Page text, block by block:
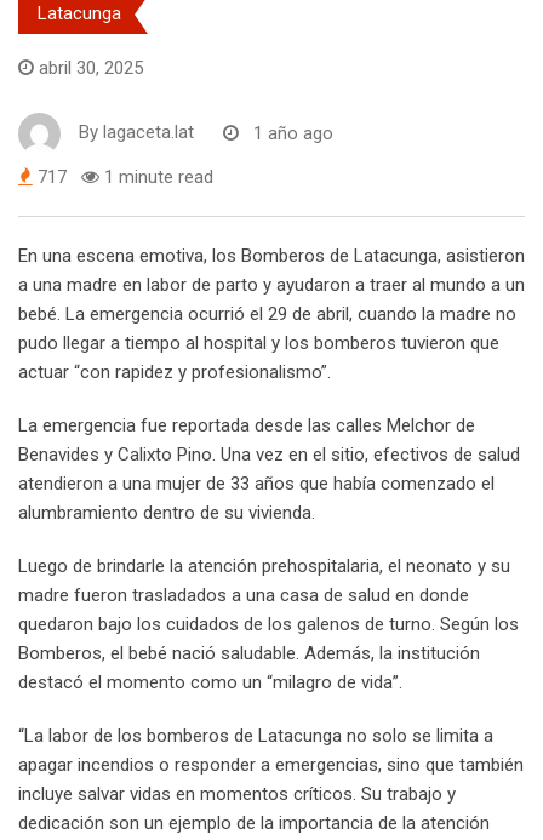
Latacunga
abril 30, 2025
By lagaceta.lat 1 año ago
717 1 minute read
En una escena emotiva, los Bomberos de Latacunga, asistieron
a una madre en labor de parto y ayudaron a traer al mundo a un
bebé. La emergencia ocurrió el 29 de abril, cuando la madre no
pudo llegar a tiempo al hospital y los bomberos tuvieron que
actuar “con rapidez y profesionalismo”.
La emergencia fue reportada desde las calles Melchor de
Benavides y Calixto Pino. Una vez en el sitio, efectivos de salud
atendieron a una mujer de 33 años que había comenzado el
alumbramiento dentro de su vivienda.
Luego de brindarle la atención prehospitalaria, el neonato y su
madre fueron trasladados a una casa de salud en donde
quedaron bajo los cuidados de los galenos de turno. Según los
Bomberos, el bebé nació saludable. Además, la institución
destacó el momento como un “milagro de vida”.
“La labor de los bomberos de Latacunga no solo se limita a
apagar incendios o responder a emergencias, sino que también
incluye salvar vidas en momentos críticos. Su trabajo y
dedicación son un ejemplo de la importancia de la atención